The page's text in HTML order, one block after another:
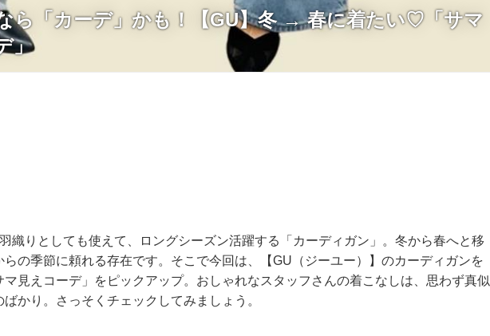
ら「カーデ」かも！【GU】冬 → 春に着たい♡「サマ
」
織りとしても使えて、ロングシーズン活躍する「カーディガン」。冬から春へと移
らの季節に頼れる存在です。そこで今回は、【GU（ジーユー）】のカーディガンを
マ見えコーデ」をピックアップ。おしゃれなスタッフさんの着こなしは、思わず真似
ばかり。さっそくチェックしてみましょう。